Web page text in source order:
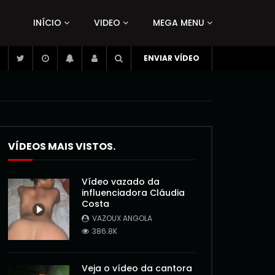
INÍCIO VIDEO MEGA MENU
ENVIAR VÍDEO
VÍDEOS MAIS VISTOS.
Vídeo vazado da
influenciadora Cláudia
Costa
VAZOUX ANGOLA
386.8K
Veja o vídeo da cantora